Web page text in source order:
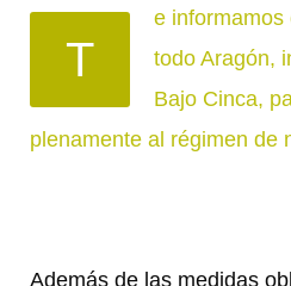
T
e informamos
todo Aragón,
Bajo Cinca,
plenamente al régimen de
Además de las medidas